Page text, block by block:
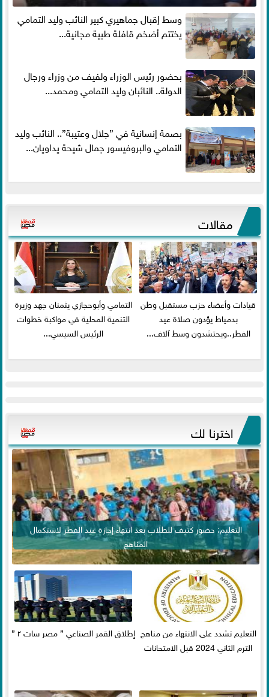
وسط إقبال جماهيري كبير النائب وليد التمامي
يختتم أضخم قافلة طبية مجانية...
بحضور رئيس الوزراء ولفيف من وزراء ورجال
الدولة.. النائبان وليد التمامي ومحمد...
بصمة إنسانية في ”جلال وعتيبة”.. النائب وليد
التمامي والبروفيسور جمال شيحة يداويان...
مقالات
قيادات وأعضاء حزب مستقبل وطن
بدمياط يؤدون صلاة عيد
الفطر..ويحتشدون وسط آلاف...
التمامي وأبوحجازي يثمنان جهد وزيرة
التنمية المحلية في مواكبة خطوات
الرئيس السيسي...
اخترنا لك
التعليم: حضور كثيف للطلاب بعد انتهاء إجازة عيد الفطر لاستكمال
المناهج
التعليم تشدد على الانتهاء من مناهج
الترم الثاني 2024 قبل الامتحانات
إطلاق القمر الصناعي ” مصر سات ٢ ”